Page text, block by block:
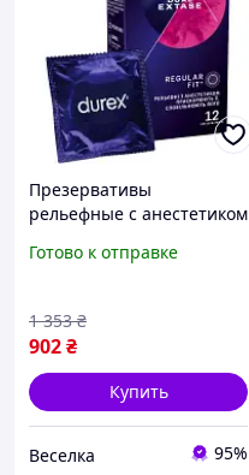
Презервативы
рельефные с анестетиком
удовольствия 12 штук
Готово к отправке
902₴
1 353 ₴
Купить
Веселка 95%